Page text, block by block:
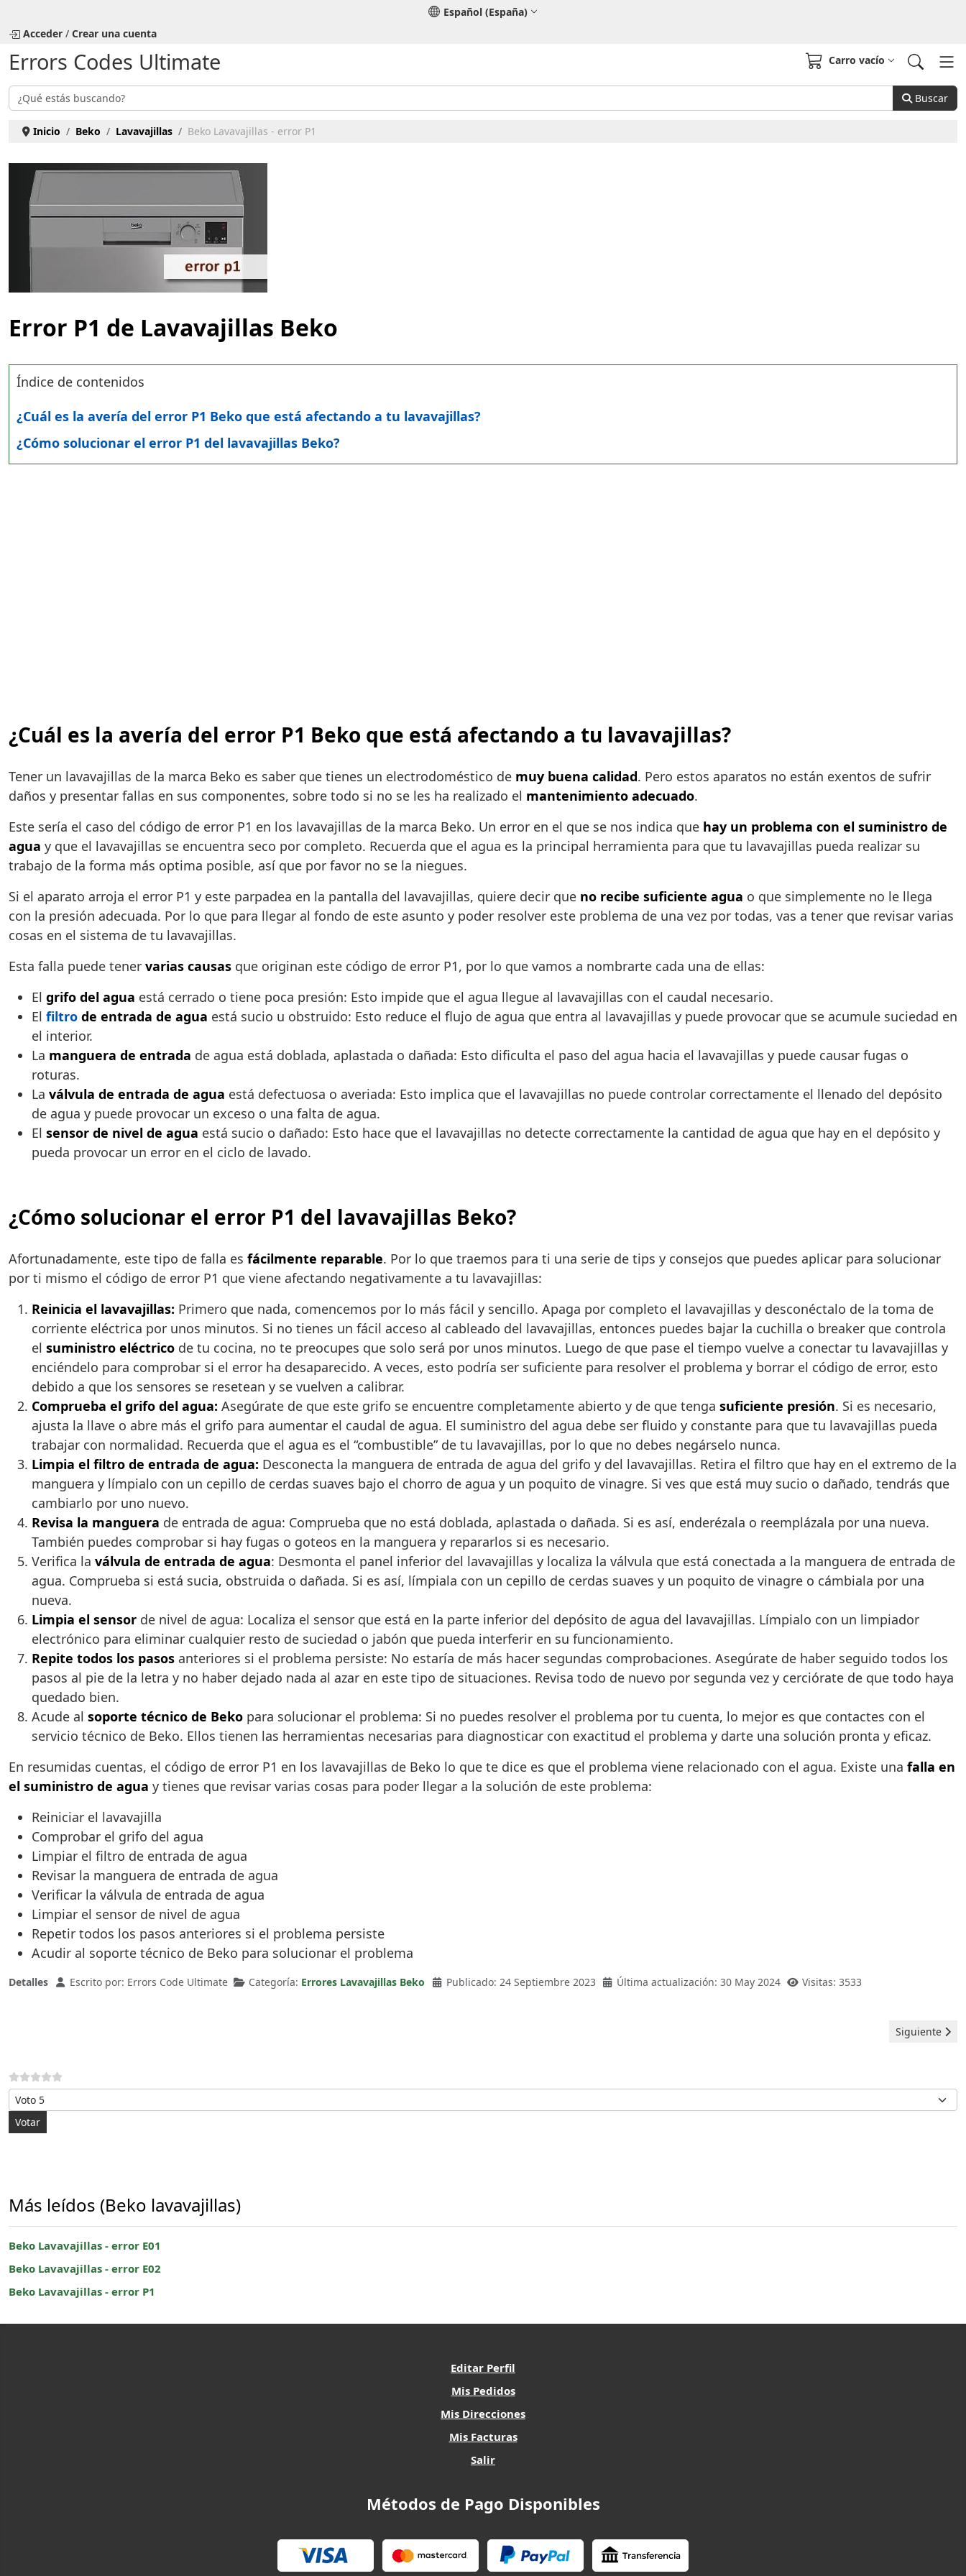
Español (España)
Acceder / Crear una cuenta
Errors Codes Ultimate
Buscar Buscar
Carro vacío
Inicio Beko Lavavajillas Beko Lavavajillas - error P1
Error P1 de Lavavajillas Beko
Índice de contenidos
¿Cuál es la avería del error P1 Beko que está afectando a tu lavavajillas?
¿Cómo solucionar el error P1 del lavavajillas Beko?
¿Cuál es la avería del error P1 Beko que está afectando a tu lavavajillas?
Tener un lavavajillas de la marca Beko es saber que tienes un electrodoméstico de muy buena calidad. Pero estos aparatos no están exentos de sufrir
daños y presentar fallas en sus componentes, sobre todo si no se les ha realizado el mantenimiento adecuado.
Este sería el caso del código de error P1 en los lavavajillas de la marca Beko. Un error en el que se nos indica que hay un problema con el suministro de
agua y que el lavavajillas se encuentra seco por completo. Recuerda que el agua es la principal herramienta para que tu lavavajillas pueda realizar su
trabajo de la forma más optima posible, así que por favor no se la niegues.
Si el aparato arroja el error P1 y este parpadea en la pantalla del lavavajillas, quiere decir que no recibe suficiente agua o que simplemente no le llega
con la presión adecuada. Por lo que para llegar al fondo de este asunto y poder resolver este problema de una vez por todas, vas a tener que revisar varias
cosas en el sistema de tu lavavajillas.
Esta falla puede tener varias causas que originan este código de error P1, por lo que vamos a nombrarte cada una de ellas:
El grifo del agua está cerrado o tiene poca presión: Esto impide que el agua llegue al lavavajillas con el caudal necesario.
El filtro de entrada de agua está sucio u obstruido: Esto reduce el flujo de agua que entra al lavavajillas y puede provocar que se acumule suciedad en
el interior.
La manguera de entrada de agua está doblada, aplastada o dañada: Esto dificulta el paso del agua hacia el lavavajillas y puede causar fugas o
roturas.
La válvula de entrada de agua está defectuosa o averiada: Esto implica que el lavavajillas no puede controlar correctamente el llenado del depósito
de agua y puede provocar un exceso o una falta de agua.
El sensor de nivel de agua está sucio o dañado: Esto hace que el lavavajillas no detecte correctamente la cantidad de agua que hay en el depósito y
pueda provocar un error en el ciclo de lavado.
¿Cómo solucionar el error P1 del lavavajillas Beko?
Afortunadamente, este tipo de falla es fácilmente reparable. Por lo que traemos para ti una serie de tips y consejos que puedes aplicar para solucionar
por ti mismo el código de error P1 que viene afectando negativamente a tu lavavajillas:
Reinicia el lavavajillas: Primero que nada, comencemos por lo más fácil y sencillo. Apaga por completo el lavavajillas y desconéctalo de la toma de
corriente eléctrica por unos minutos. Si no tienes un fácil acceso al cableado del lavavajillas, entonces puedes bajar la cuchilla o breaker que controla
el suministro eléctrico de tu cocina, no te preocupes que solo será por unos minutos. Luego de que pase el tiempo vuelve a conectar tu lavavajillas y
enciéndelo para comprobar si el error ha desaparecido. A veces, esto podría ser suficiente para resolver el problema y borrar el código de error, esto
debido a que los sensores se resetean y se vuelven a calibrar.
Comprueba el grifo del agua: Asegúrate de que este grifo se encuentre completamente abierto y de que tenga suficiente presión. Si es necesario,
ajusta la llave o abre más el grifo para aumentar el caudal de agua. El suministro del agua debe ser fluido y constante para que tu lavavajillas pueda
trabajar con normalidad. Recuerda que el agua es el “combustible” de tu lavavajillas, por lo que no debes negárselo nunca.
Limpia el filtro de entrada de agua: Desconecta la manguera de entrada de agua del grifo y del lavavajillas. Retira el filtro que hay en el extremo de la
manguera y límpialo con un cepillo de cerdas suaves bajo el chorro de agua y un poquito de vinagre. Si ves que está muy sucio o dañado, tendrás que
cambiarlo por uno nuevo.
Revisa la manguera de entrada de agua: Comprueba que no está doblada, aplastada o dañada. Si es así, enderézala o reemplázala por una nueva.
También puedes comprobar si hay fugas o goteos en la manguera y repararlos si es necesario.
Verifica la válvula de entrada de agua: Desmonta el panel inferior del lavavajillas y localiza la válvula que está conectada a la manguera de entrada de
agua. Comprueba si está sucia, obstruida o dañada. Si es así, límpiala con un cepillo de cerdas suaves y un poquito de vinagre o cámbiala por una
nueva.
Limpia el sensor de nivel de agua: Localiza el sensor que está en la parte inferior del depósito de agua del lavavajillas. Límpialo con un limpiador
electrónico para eliminar cualquier resto de suciedad o jabón que pueda interferir en su funcionamiento.
Repite todos los pasos anteriores si el problema persiste: No estaría de más hacer segundas comprobaciones. Asegúrate de haber seguido todos los
pasos al pie de la letra y no haber dejado nada al azar en este tipo de situaciones. Revisa todo de nuevo por segunda vez y cerciórate de que todo haya
quedado bien.
Acude al soporte técnico de Beko para solucionar el problema: Si no puedes resolver el problema por tu cuenta, lo mejor es que contactes con el
servicio técnico de Beko. Ellos tienen las herramientas necesarias para diagnosticar con exactitud el problema y darte una solución pronta y eficaz.
En resumidas cuentas, el código de error P1 en los lavavajillas de Beko lo que te dice es que el problema viene relacionado con el agua. Existe una falla en
el suministro de agua y tienes que revisar varias cosas para poder llegar a la solución de este problema:
Reiniciar el lavavajilla
Comprobar el grifo del agua
Limpiar el filtro de entrada de agua
Revisar la manguera de entrada de agua
Verificar la válvula de entrada de agua
Limpiar el sensor de nivel de agua
Repetir todos los pasos anteriores si el problema persiste
Acudir al soporte técnico de Beko para solucionar el problema
Detalles Escrito por: Errors Code Ultimate Categoría: Errores Lavavajillas Beko Publicado: 24 Septiembre 2023 Última actualización: 30 May 2024 Visitas: 3533
Artículo
Siguiente
Por favor, vote
Más leídos (Beko lavavajillas)
Beko Lavavajillas - error E01
Beko Lavavajillas - error E02
Beko Lavavajillas - error P1
Editar Perfil
Mis Pedidos
Mis Direcciones
Mis Facturas
Salir
Métodos de Pago Disponibles